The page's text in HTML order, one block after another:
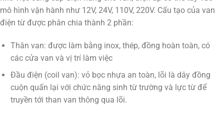
mô hình vận hành như 12V, 24V, 110V, 220V. Cấu tạo của van
điện từ được phân chia thành 2 phần:
Thân van: được làm bằng inox, thép, đồng hoàn toàn, có
các cửa van và vị trí làm việc
Đầu điện (coil van): vỏ bọc nhựa an toàn, lõi là dây đồng
cuộn quấn lại với chức năng sinh từ trường và lực từ để
truyền tới than van thông qua lõi.